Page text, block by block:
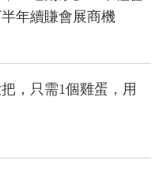
年續賺會展商機
，只需1個雞蛋，用